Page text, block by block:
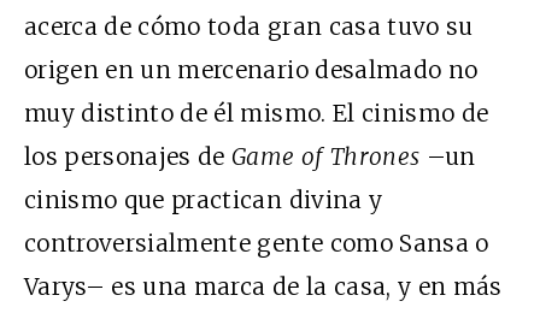
acerca de cómo toda gran casa tuvo su
origen en un mercenario desalmado no
muy distinto de él mismo. El cinismo de
los personajes de Game of Thrones –un
cinismo que practican divina y
controversialmente gente como Sansa o
Varys– es una marca de la casa, y en más